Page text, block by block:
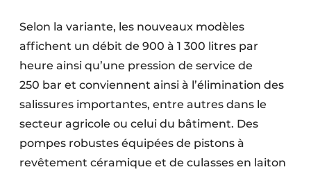
Selon la variante, les nouveaux modèles
affichent un débit de 900 à 1 300 litres par
heure ainsi qu’une pression de service de
250 bar et conviennent ainsi à l’élimination des
salissures importantes, entre autres dans le
secteur agricole ou celui du bâtiment. Des
pompes robustes équipées de pistons à
revêtement céramique et de culasses en laiton